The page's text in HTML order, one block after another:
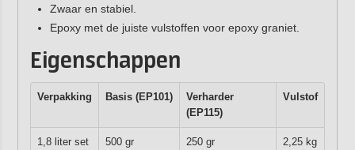
Zwaar en stabiel.
Epoxy met de juiste vulstoffen voor epoxy graniet.
Eigenschappen
Verpakking Basis (EP101)
Verharder
(EP115)
Vulstof
1,8 liter set 500 gr 250 gr 2,25 kg